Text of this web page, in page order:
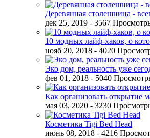
Деревянная столешница -
дек 25, 2019 - 3567
10 модных лайф-хаков, о
нояб 20, 2018 - 4020
Эко дом, реальность уже
фев 01, 2018 - 5040
Как организовать открытие
мая 03, 2020 - 3230
Косметика Tigi Bed Head
июнь 08, 2018 - 4216